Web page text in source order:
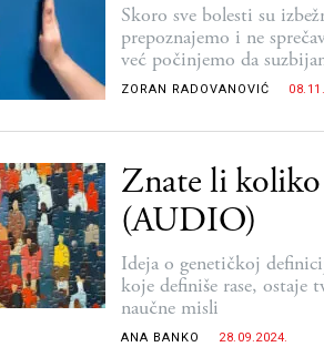
Skoro sve bolesti su
prepoznajemo i ne
već počinjemo da
razmere
ZORAN RADOVANOVIĆ
Znate li koliko
(AUDIO)
Ideja o genetičkoj
koje definiše rase, ostaje
naučne misli
ANA BANKO 28.09.2024.